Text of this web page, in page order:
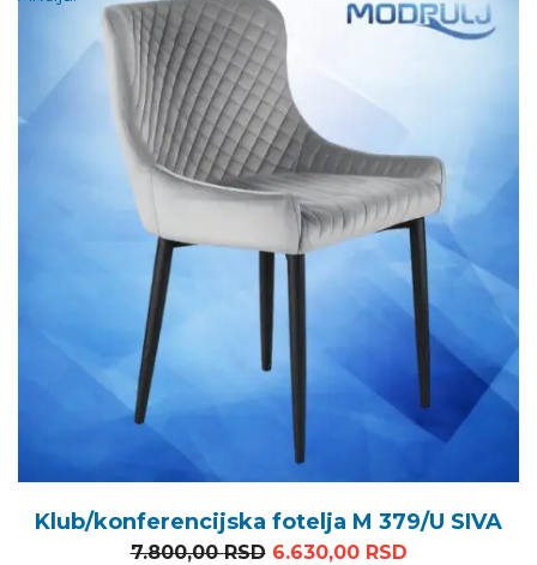
Klub/konferencijska fotelja M 379/U SIVA
7.800,00RSD Originalna cena je bila:
6.630,00 RSDTrenutna